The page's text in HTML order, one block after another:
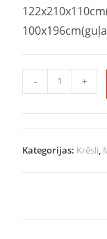
- +
Kategorijas: Krēsli,